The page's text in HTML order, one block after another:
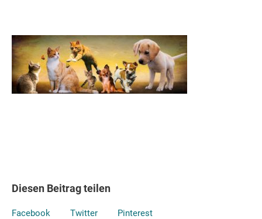
Diesen Beitrag teilen
Facebook Twitter Pinterest